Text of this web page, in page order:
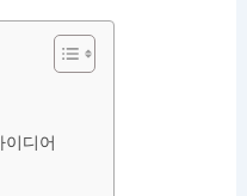
이디어